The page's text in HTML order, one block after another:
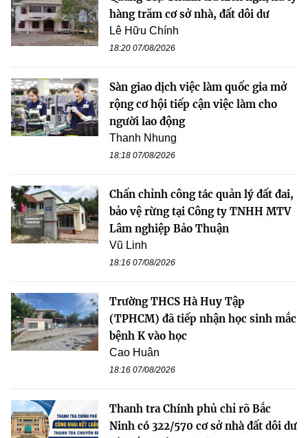
hàng trăm cơ sở nhà, đất dôi dư
Lê Hữu Chính
18:20 07/08/2026
Sàn giao dịch việc làm quốc gia mở
rộng cơ hội tiếp cận việc làm cho
người lao động
Thanh Nhung
18:18 07/08/2026
Chấn chỉnh công tác quản lý đất đai,
bảo vệ rừng tại Công ty TNHH MTV
Lâm nghiệp Bảo Thuận
Vũ Linh
18:16 07/08/2026
Trường THCS Hà Huy Tập
(TPHCM) đã tiếp nhận học sinh mắc
bệnh K vào học
Cao Huân
18:16 07/08/2026
Thanh tra Chính phủ chỉ rõ Bắc
Ninh có 322/570 cơ sở nhà đất dôi dư